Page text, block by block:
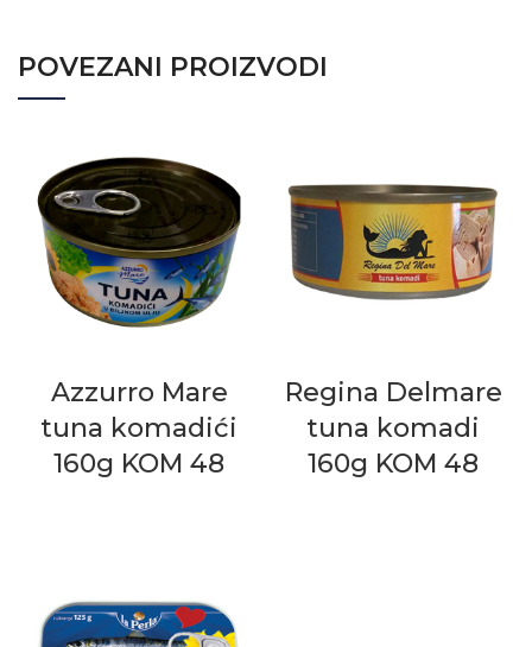
POVEZANI PROIZVODI
Azzurro Mare
tuna komadići
160g KOM 48
Regina Delmare
tuna komadi
160g KOM 48